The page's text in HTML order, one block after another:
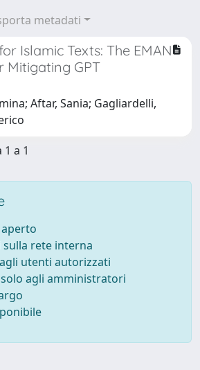
metadati
Islamic Texts: The EMAN
Mitigating GPT
Aftar, Sania; Gagliardelli,
a 1
rete interna
utenti autorizzati
agli amministratori